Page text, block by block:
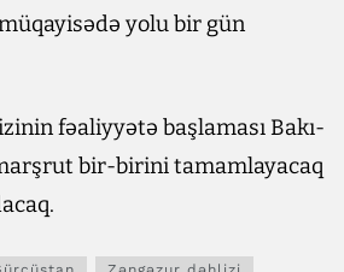
yolu bir gün
fəaliyyətə başlaması Bakı-
bir-birini tamamlayacaq